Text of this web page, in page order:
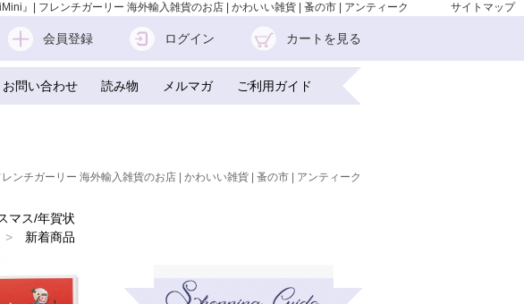
』| フレンチガーリー 海外輸入雑貨のお店 | かわいい雑貨 | 蚤の市 | アンティーク サイトマップ
会員登録 ログイン カートを見る
お問い合わせ 読み物 メルマガ ご利用ガイド
ンチガーリー 海外輸入雑貨のお店 | かわいい雑貨 | 蚤の市 | アンティーク
マス/年賀状
>
新着商品
スーベニア
） 輸入 雑貨